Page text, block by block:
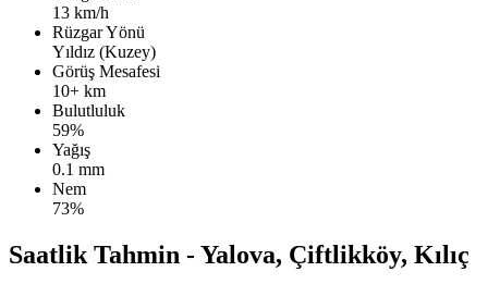
13 km/h
Rüzgar Yönü
Yıldız (Kuzey)
Görüş Mesafesi
10+ km
Bulutluluk
59%
Yağış
0.1 mm
Nem
73%
Saatlik Tahmin - Yalova, Çiftlikköy, Kılıç